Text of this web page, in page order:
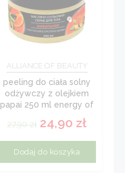
ALLIANCE OF BEAUTY
peeling do ciała solny
odżywczy z olejkiem
papai 250 ml energy of
27,90zł 24,90 zł
Dodaj do koszyka